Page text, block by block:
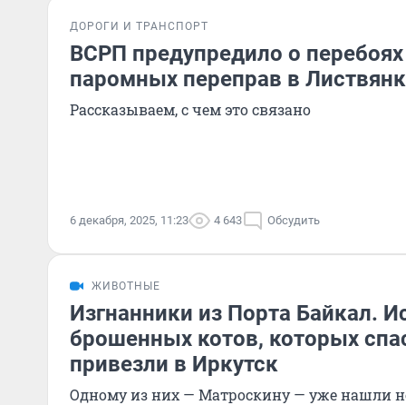
ДОРОГИ И ТРАНСПОРТ
ВСРП предупредило о перебоях
паромных переправ в
Рассказываем, с чем это связано
6 декабря, 2025, 11:23 4 643 Обсудить
ЖИВОТНЫЕ
Изгнанники из Порта Байкал.
брошенных котов, которых
привезли в Иркутск
Одному из них — Матроскину — уже нашли